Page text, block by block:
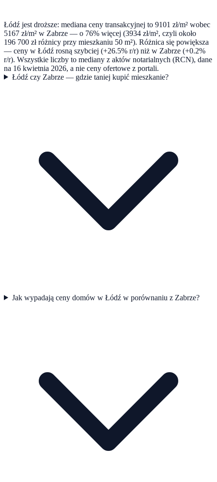
Łódź jest droższe: mediana ceny transakcyjnej to 9101 zł/m² wobec
5167 zł/m² w Zabrze — o 76% więcej (3934 zł/m², czyli około
196 700 zł różnicy przy mieszkaniu 50 m²). Różnica się powiększa
— ceny w Łódź rosną szybciej (+26.5% r/r) niż w Zabrze (+0.2%
r/r). Wszystkie liczby to mediany z aktów notarialnych (RCN), dane
na 16 kwietnia 2026, a nie ceny ofertowe z portali.
Łódź czy Zabrze — gdzie taniej kupić mieszkanie?
Jak wypadają ceny domów w Łódź w porównaniu z Zabrze?